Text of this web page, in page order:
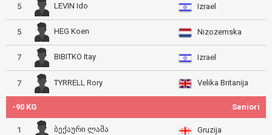
5 LEVIN Ido Izrael
5 HEG Koen Nizozemska
7 BIBITKO Itay Izrael
7 TYRRELL Rory Velika Britanija
-90 KG Seniori
1 ბექაური ლაშა Gruzija